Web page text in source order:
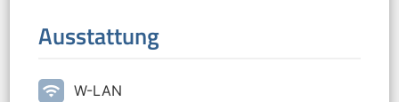
Ausstattung
wifi W-LAN